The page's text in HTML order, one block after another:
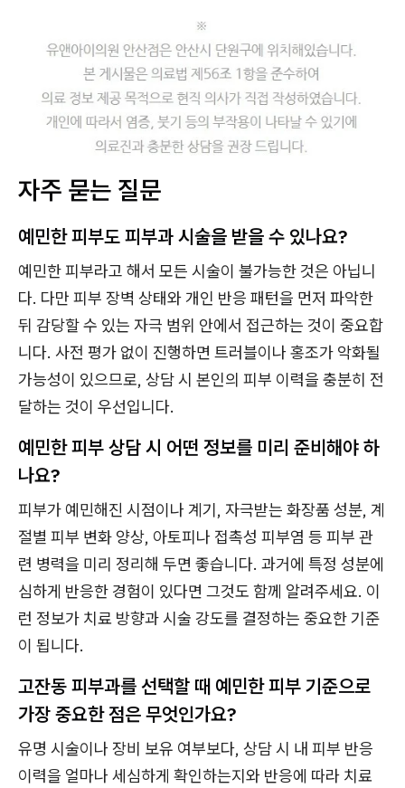
자주 묻는 질문
예민한 피부도 피부과 시술을 받을 수 있나요?
예민한 피부라고 해서 모든 시술이 불가능한 것은 아닙니
다. 다만 피부 장벽 상태와 개인 반응 패턴을 먼저 파악한
뒤 감당할 수 있는 자극 범위 안에서 접근하는 것이 중요합
니다. 사전 평가 없이 진행하면 트러블이나 홍조가 악화될
가능성이 있으므로, 상담 시 본인의 피부 이력을 충분히 전
달하는 것이 우선입니다.
예민한 피부 상담 시 어떤 정보를 미리 준비해야 하
나요?
피부가 예민해진 시점이나 계기, 자극받는 화장품 성분, 계
절별 피부 변화 양상, 아토피나 접촉성 피부염 등 피부 관
련 병력을 미리 정리해 두면 좋습니다. 과거에 특정 성분에
심하게 반응한 경험이 있다면 그것도 함께 알려주세요. 이
런 정보가 치료 방향과 시술 강도를 결정하는 중요한 기준
이 됩니다.
고잔동 피부과를 선택할 때 예민한 피부 기준으로
가장 중요한 점은 무엇인가요?
유명 시술이나 장비 보유 여부보다, 상담 시 내 피부 반응
이력을 얼마나 세심하게 확인하는지와 반응에 따라 치료